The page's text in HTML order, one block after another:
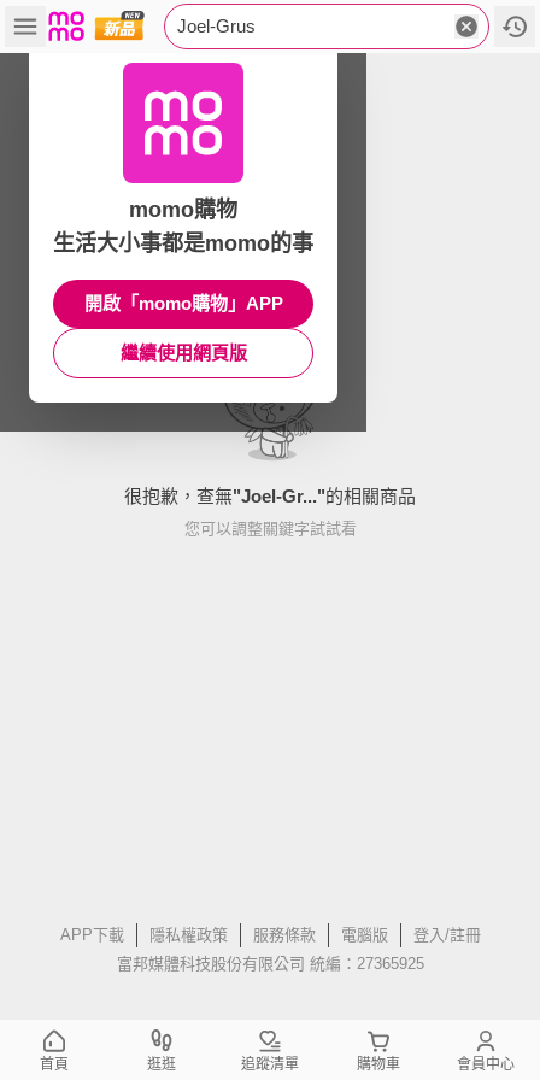
Joel-Grus
很抱歉，查無"Joel-Gr..."的相關商品
您可以調整關鍵字試試看
APP下載 隱私權政策 服務條款 電腦版
登入/註冊
富邦媒體科技股份有限公司 統編：27365925
momo購物
生活大小事都是momo的事
開啟「momo購物」APP
繼續使用網頁版
首頁 逛逛 追蹤清單 購物車 會員中心